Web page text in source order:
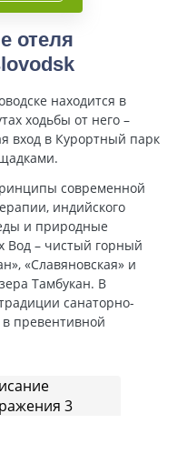
отеля
находится в
ходьбы от него –
вход в Курортный парк
современной
индийского
и природные
Вод – чистый горный
«Славяновская» и
Тамбукан. В
санаторно-
превентивной